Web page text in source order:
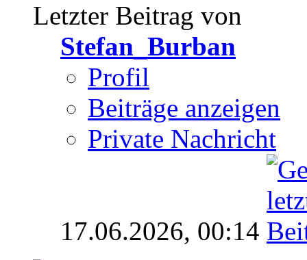
Letzter Beitrag von
Stefan_Burban
Profil
Beiträge anzeigen
Private Nachricht
17.06.2026, 00:14